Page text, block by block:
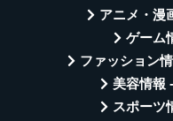
アニメ・漫
ゲーム
ファッション
美容情報
スポーツ